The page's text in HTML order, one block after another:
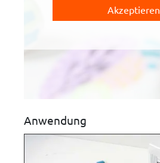
Akzeptieren
Anwendung